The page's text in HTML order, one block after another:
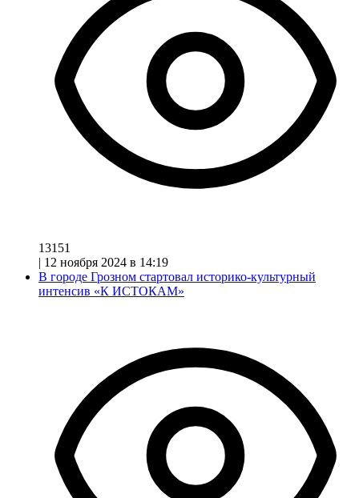
13151
| 12 ноября 2024 в 14:19
В городе Грозном стартовал историко-культурный
интенсив «К ИСТОКАМ»